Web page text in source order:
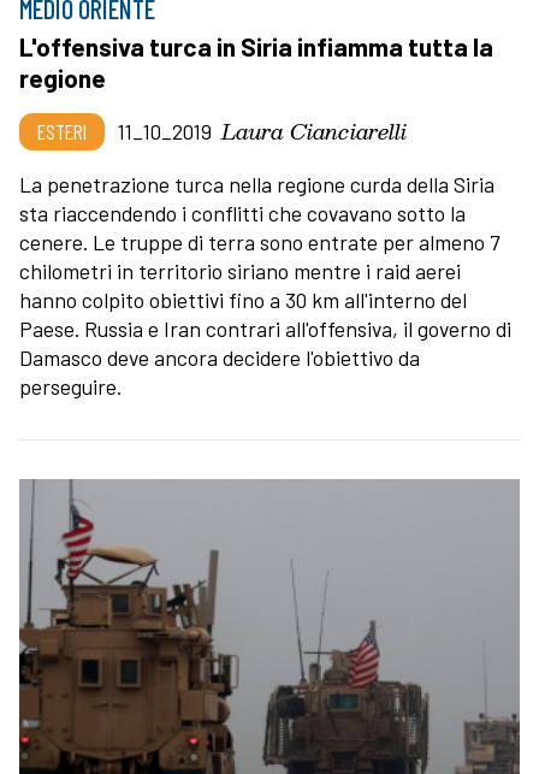
MEDIO ORIENTE
L'offensiva turca in Siria infiamma tutta la
regione
ESTERI 11_10_2019 Laura Cianciarelli
La penetrazione turca nella regione curda della Siria
sta riaccendendo i conflitti che covavano sotto la
cenere. Le truppe di terra sono entrate per almeno 7
chilometri in territorio siriano mentre i raid aerei
hanno colpito obiettivi fino a 30 km all'interno del
Paese. Russia e Iran contrari all'offensiva, il governo di
Damasco deve ancora decidere l'obiettivo da
perseguire.